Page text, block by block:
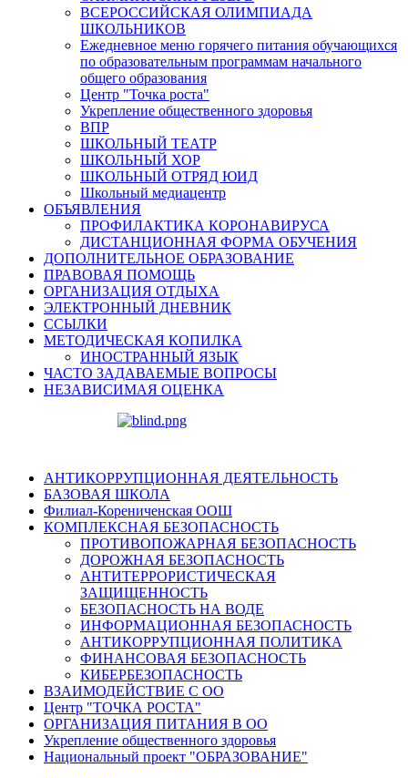
ВСЕРОССИЙСКАЯ ОЛИМПИАДА
ШКОЛЬНИКОВ
Ежедневное меню горячего питания обучающихся
по образовательным программам начального
общего образования
Центр "Точка роста"
Укрепление общественного здоровья
ВПР
ШКОЛЬНЫЙ ТЕАТР
ШКОЛЬНЫЙ ХОР
ШКОЛЬНЫЙ ОТРЯД ЮИД
Школьный медиацентр
ОБЪЯВЛЕНИЯ
ПРОФИЛАКТИКА КОРОНАВИРУСА
ДИСТАНЦИОННАЯ ФОРМА ОБУЧЕНИЯ
ДОПОЛНИТЕЛЬНОЕ ОБРАЗОВАНИЕ
ПРАВОВАЯ ПОМОЩЬ
ОРГАНИЗАЦИЯ ОТДЫХА
ЭЛЕКТРОННЫЙ ДНЕВНИК
ССЫЛКИ
МЕТОДИЧЕСКАЯ КОПИЛКА
ИНОСТРАННЫЙ ЯЗЫК
ЧАСТО ЗАДАВАЕМЫЕ ВОПРОСЫ
НЕЗАВИСИМАЯ ОЦЕНКА
АНТИКОРРУПЦИОННАЯ ДЕЯТЕЛЬНОСТЬ
БАЗОВАЯ ШКОЛА
Филиал-Корениченская ООШ
КОМПЛЕКСНАЯ БЕЗОПАСНОСТЬ
ПРОТИВОПОЖАРНАЯ БЕЗОПАСНОСТЬ
ДОРОЖНАЯ БЕЗОПАСНОСТЬ
АНТИТЕРРОРИСТИЧЕСКАЯ
ЗАЩИЩЕННОСТЬ
БЕЗОПАСНОСТЬ НА ВОДЕ
ИНФОРМАЦИОННАЯ БЕЗОПАСНОСТЬ
АНТИКОРРУПЦИОННАЯ ПОЛИТИКА
ФИНАНСОВАЯ БЕЗОПАСНОСТЬ
КИБЕРБЕЗОПАСНОСТЬ
ВЗАИМОДЕЙСТВИЕ С ОО
Центр "ТОЧКА РОСТА"
ОРГАНИЗАЦИЯ ПИТАНИЯ В ОО
Укрепление общественного здоровья
Национальный проект "ОБРАЗОВАНИЕ"